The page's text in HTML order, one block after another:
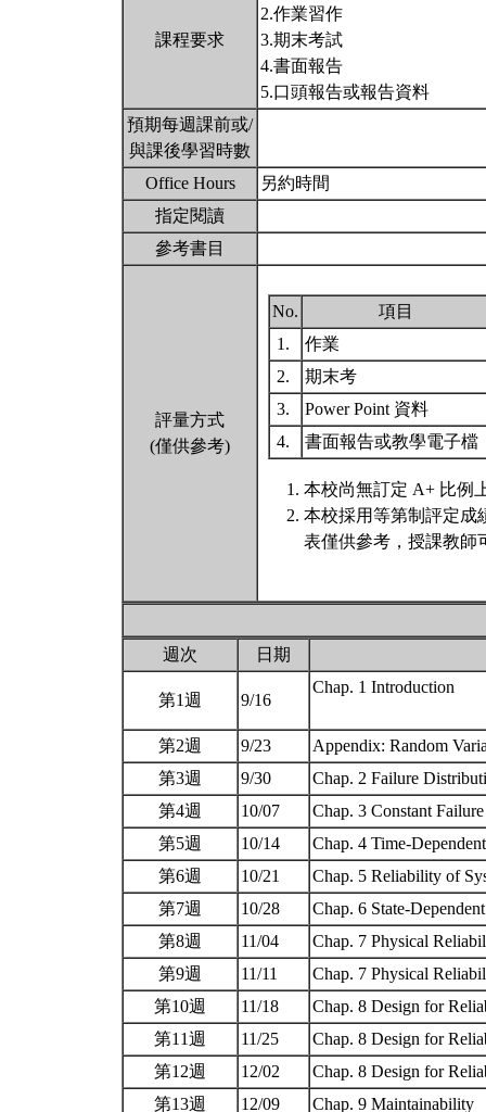
課程要求
2.作業習作
3.期末考試
4.書面報告
5.口頭報告或報告資料
預期每週課前或/
與課後學習時數
Office Hours
另約時間
指定閱讀
參考書目
評量方式
(僅供參考)
No.
項目
1.
作業
2.
期末考
3.
Power Point 資料
4.
書面報告或教學電子檔
本校尚無訂定 A+ 比例
本校採用等第制評定成
表僅供參考，授課教師
週次 日期
第1週 9/16
Chap. 1 Introduction
第2週 9/23
Appendix: Random
第3週
9/30
Chap. 2 Failure
第4週
10/07
Chap. 3 Constant
第5週
10/14
Chap. 4 Time-
第6週
10/21
Chap. 5 Reliability of
第7週
10/28
Chap. 6 State-
第8週
11/04
Chap. 7 Physical
第9週
11/11
Chap. 7 Physical
第10週
11/18
Chap. 8 Design for
第11週
11/25
Chap. 8 Design for
第12週
12/02
Chap. 8 Design for
第13週
12/09 Chap. 9 Maintainability